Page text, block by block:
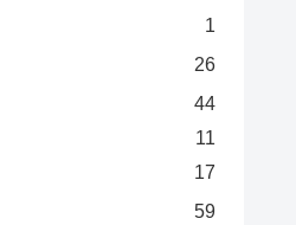
1
26
44
11
17
59